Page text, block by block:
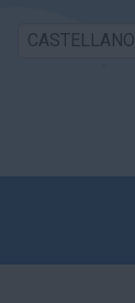
CASTELLANO